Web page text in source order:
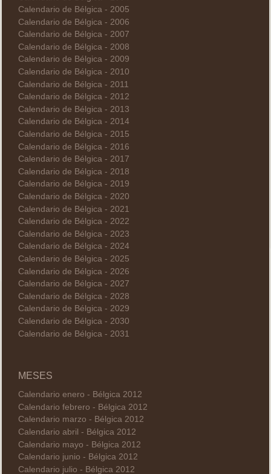
Calendario de Bélgica - 2005
Calendario de Bélgica - 2006
Calendario de Bélgica - 2007
Calendario de Bélgica - 2008
Calendario de Bélgica - 2009
Calendario de Bélgica - 2010
Calendario de Bélgica - 2011
Calendario de Bélgica - 2012
Calendario de Bélgica - 2013
Calendario de Bélgica - 2014
Calendario de Bélgica - 2015
Calendario de Bélgica - 2016
Calendario de Bélgica - 2017
Calendario de Bélgica - 2018
Calendario de Bélgica - 2019
Calendario de Bélgica - 2020
Calendario de Bélgica - 2021
Calendario de Bélgica - 2022
Calendario de Bélgica - 2023
Calendario de Bélgica - 2024
Calendario de Bélgica - 2025
Calendario de Bélgica - 2026
Calendario de Bélgica - 2027
Calendario de Bélgica - 2028
Calendario de Bélgica - 2029
Calendario de Bélgica - 2030
Calendario de Bélgica - 2031
MESES
Calendario enero - Bélgica 2012
Calendario febrero - Bélgica 2012
Calendario marzo - Bélgica 2012
Calendario abril - Bélgica 2012
Calendario mayo - Bélgica 2012
Calendario junio - Bélgica 2012
Calendario julio - Bélgica 2012